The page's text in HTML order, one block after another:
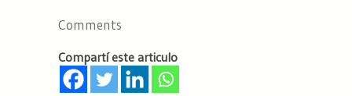
Comments
Compartí este articulo